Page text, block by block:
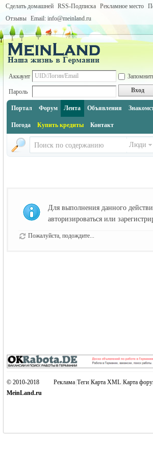
Сделать домашней RSS-Подписка Рекламное место
Отзывы Email: info@meinland.ru
Аккаунт
Пароль Вход
Портал Форум Лента Объявления
Погода Купить кредиты Контакт
Люди
Для выполнения данного
авторизироваться или
Пожалуйста, подождите...
Реклама Теги Карта XML Карта
© 2010-2018
MeinLand.ru